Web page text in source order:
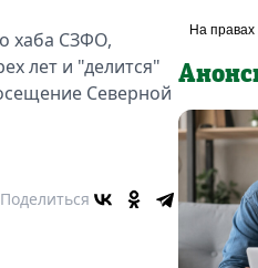
хаба СЗФО,
лет и "делится"
Северной
Поделиться